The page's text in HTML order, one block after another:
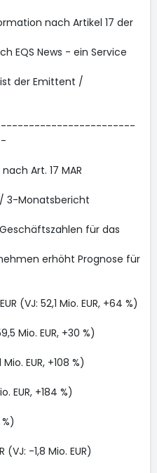
nach Artikel 17 der
EQS News - ein Service
der Emittent /
Art. 17 MAR
3-Monatsbericht
für das
erhöht Prognose für
(VJ: 52,1 Mio. EUR, +64 %)
Mio. EUR, +30 %)
Mio. EUR, +108 %)
EUR, +184 %)
(VJ: -1,8 Mio. EUR)